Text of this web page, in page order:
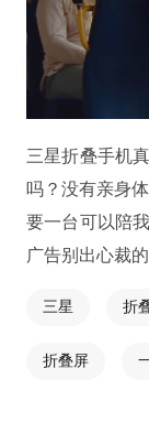
三星折叠手机
吗？没有亲身
要一台可以陪
广告别出心裁
三星 折
折叠屏